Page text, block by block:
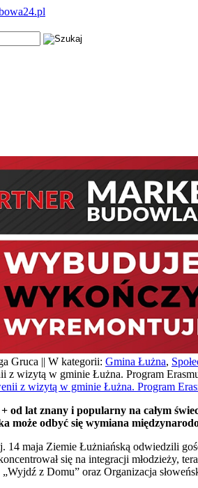
Gruca || W kategorii: Gmina Łużna,
z wizytą w gminie Łużna. Program
od lat znany i popularny na całym
może odbyć się wymiana
maja Ziemie Łużniańską odwiedzili
się na integracji młodzieży,
z Domu” oraz Organizacja